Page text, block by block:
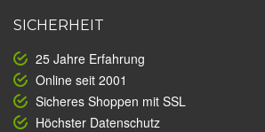
SICHERHEIT
25 Jahre Erfahrung
Online seit 2001
Sicheres Shoppen mit SSL
Höchster Datenschutz